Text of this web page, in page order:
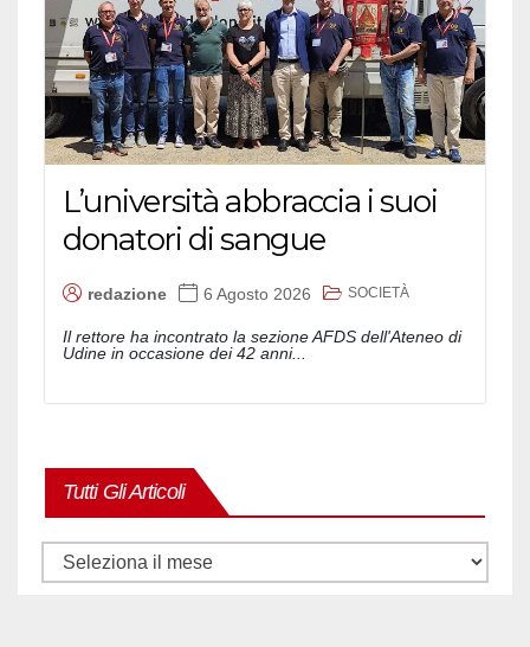
L’università abbraccia i suoi
donatori di sangue
redazione 6 Agosto 2026 SOCIETÀ
Il rettore ha incontrato la sezione AFDS dell'Ateneo di
Udine in occasione dei 42 anni...
Tutti Gli Articoli
Tutti